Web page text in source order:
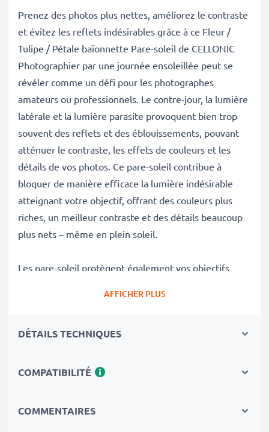
Prenez des photos plus nettes, améliorez le contraste
et évitez les reflets indésirables grâce à ce Fleur /
Tulipe / Pétale baïonnette Pare-soleil de CELLONIC
Photographier par une journée ensoleillée peut se
révéler comme un défi pour les photographes
amateurs ou professionnels. Le contre-jour, la lumière
latérale et la lumière parasite provoquent bien trop
souvent des reflets et des éblouissements, pouvant
atténuer le contraste, les effets de couleurs et les
détails de vos photos. Ce pare-soleil contribue à
bloquer de manière efficace la lumière indésirable
atteignant votre objectif, offrant des couleurs plus
riches, un meilleur contraste et des détails beaucoup
plus nets – même en plein soleil.
Les pare-soleil protègent également vos objectifs
photographe.
Avantages du Fleur / Tulipe / Pétale baïonnette Pare-
AFFICHER PLUS
DÉTAILS TECHNIQUES
COMPATIBILITÉ
COMMENTAIRES